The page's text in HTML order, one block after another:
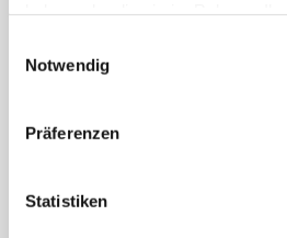
Cookies, wenn Sie unsere
Notwendig
Präferenzen
Statistiken
die Endpunkt-Ergebnisse
stammen, und das